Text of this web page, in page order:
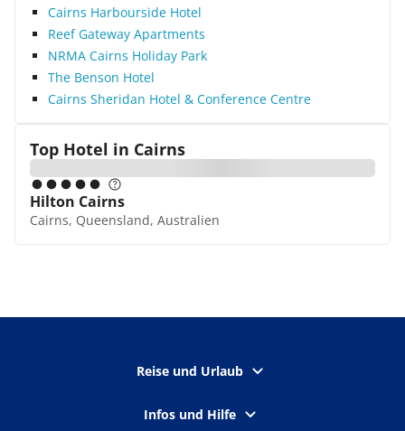
Cairns Harbourside Hotel
Reef Gateway Apartments
NRMA Cairns Holiday Park
The Benson Hotel
Cairns Sheridan Hotel & Conference Centre
Top Hotel in Cairns
Hilton Cairns
Cairns, Queensland, Australien
Reise und Urlaub
Infos und Hilfe